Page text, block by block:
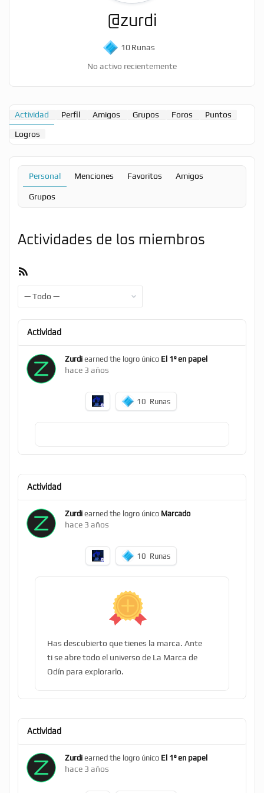
@zurdi
10Runas
No activo recientemente
Actividad Perfil Amigos Grupos Foros Puntos
Logros
Personal Menciones Favoritos Amigos
Grupos
Actividades de los miembros
Actividad
Zurdi earned the logro único El 1º en papel
hace 3 años
10 Runas
Actividad
Zurdi earned the logro único Marcado
hace 3 años
10 Runas
Has descubierto que tienes la marca. Ante
ti se abre todo el universo de La Marca de
Odín para explorarlo.
Actividad
Zurdi earned the logro único El 1º en papel
hace 3 años